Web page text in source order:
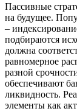
Пассивные
на будущее.
–
подбираются
должна
равномерное
разной
обеспечивают
ликвидность.
элементы как